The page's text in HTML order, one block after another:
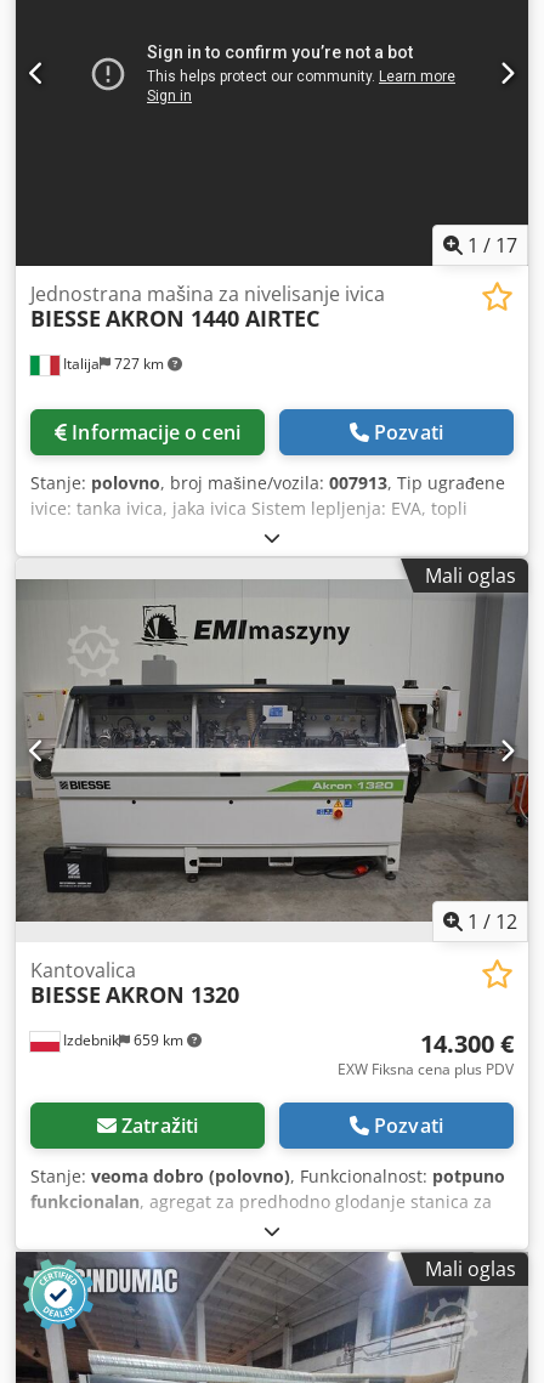
1 / 17
Italija 727 km
Jednostrana mašina za nivelisanje ivica
BIESSE AKRON 1440 AIRTEC
Informacije o ceni Pozvati
Stanje: polovno, broj mašine/vozila: 007913, Tip ugrađene
ivice: tanka ivica, jaka ivica Sistem lepljenja: EVA, topli
vazduh Chedswkf Dvspfx Ai Sea Spojno glodanje: da
Multifunkcionalni agregat: da Maksimalna debljina ploče:
60 mm Radni agregati: 7 kom
Mali oglas
1 / 12
Izdebnik 659 km
Kantovalica
BIESSE AKRON 1320
14.300 €
EXW Fiksna cena plus PDV
Zatražiti Pozvati
Stanje: veoma dobro (polovno), Funkcionalnost: potpuno
funkcionalan, agregat za predhodno glodanje stanica za
lepak u granulama maksimalna radna visina 60 mm
giljotina za odsecanje ivice sa rolne precizni agregat za
sečenje ivice agregat za glodanje viška ivice sa gornje i
donje strane komada profilisana ciklina ravna ciklina
Chsdpfjzlc H Ujx Ai Sea polirke dužina mašine 420 cm
godina proizvodnje 2012 CE oznaka
Mali oglas